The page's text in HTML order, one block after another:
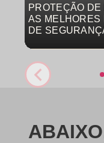
PROTEÇÃO
AS MELHORES
DE